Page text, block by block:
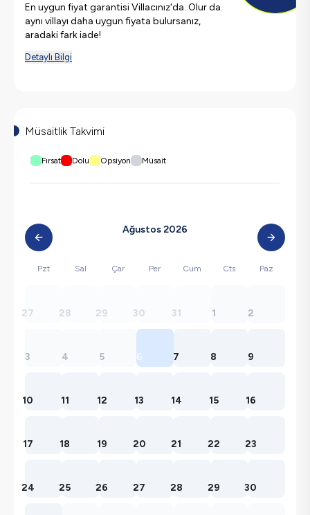
En uygun fiyat garantisi Villacınız'da. Olur da
aynı villayı daha uygun fiyata bulursanız,
aradaki fark iade!
Detaylı Bilgi
Müsaitlik Takvimi
Fırsat Dolu Opsiyon Müsait
Ağustos 2026
Pzt Sal Çar Per Cum Cts Paz
27 28 29 30 31 1 2
3 4 5 6 7 8 9
10 11 12 13 14 15 16
17 18 19 20 21 22 23
24 25 26 27 28 29 30